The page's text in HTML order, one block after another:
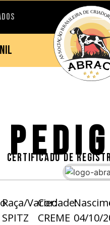
CERTIFICADO DE
Raça/Variedade:
SPITZ
Cor:
CREME 04/10/